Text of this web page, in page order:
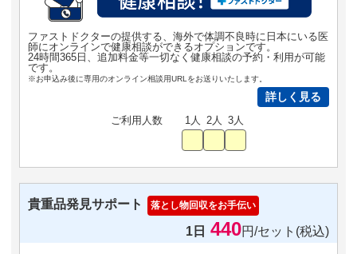
ファストドクターの提供する、海外で体調不良時に日本にいる医
師にオンラインで健康相談ができるオプションです。
24時間365日、追加料金等一切なく健康相談の予約・利用が可能
です。
※お申込み後に専用のオンライン相談用URLをお送りいたします。
詳しく見る
ご利用人数 1人 2人 3人
貴重品発見サポート 落とし物回収をお手伝い
1日 440円/セット(税込)